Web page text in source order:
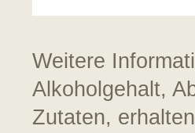
Weitere
Alkoholgehalt,
Zutaten,